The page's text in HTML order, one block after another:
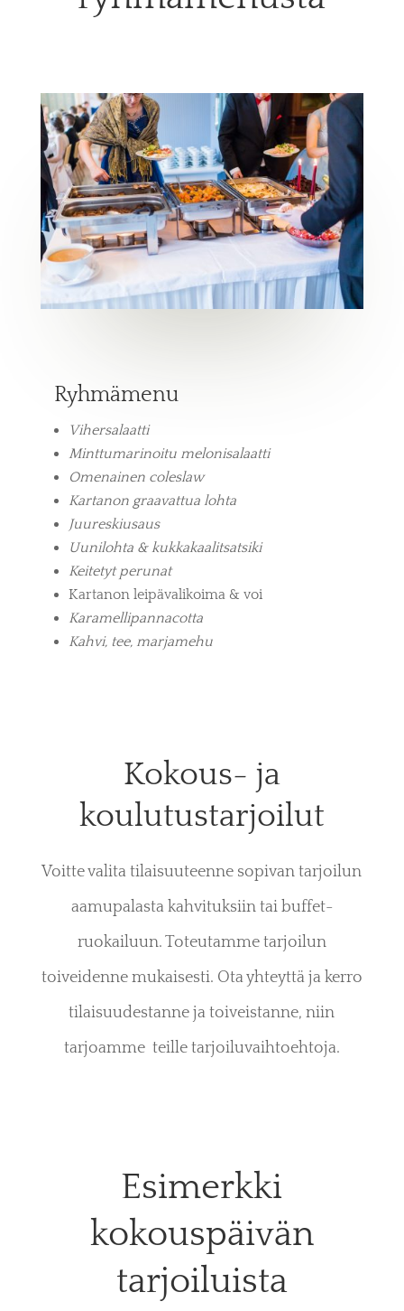
Ryhmämenu
Vihersalaatti
Minttumarinoitu melonisalaatti
Omenainen coleslaw
Kartanon graavattua lohta
Juureskiusaus
Uunilohta & kukkakaalitsatsiki
Keitetyt perunat
Kartanon leipävalikoima & voi
Karamellipannacotta
Kahvi, tee, marjamehu
Kokous- ja
koulutustarjoilut
Voitte valita tilaisuuteenne sopivan tarjoilun
aamupalasta kahvituksiin tai buffet-
ruokailuun. Toteutamme tarjoilun
toiveidenne mukaisesti. Ota yhteyttä ja kerro
tilaisuudestanne ja toiveistanne, niin
tarjoamme teille tarjoiluvaihtoehtoja.
Esimerkki
kokouspäivän
tarjoiluista